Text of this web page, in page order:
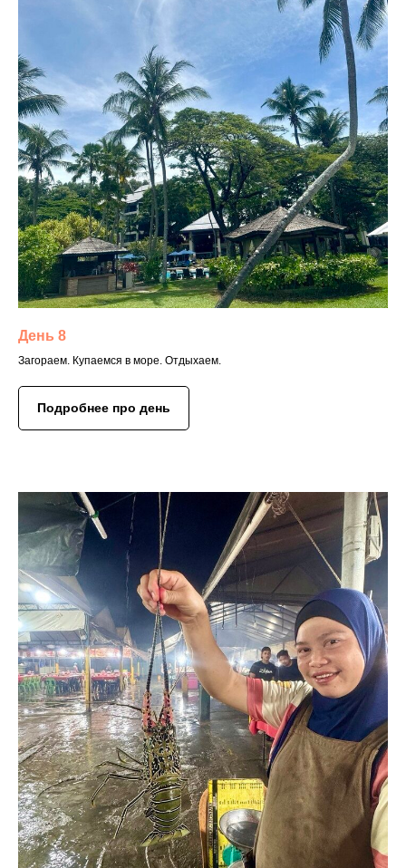
День 8
Загораем. Купаемся в море. Отдыхаем.
Подробнее про день